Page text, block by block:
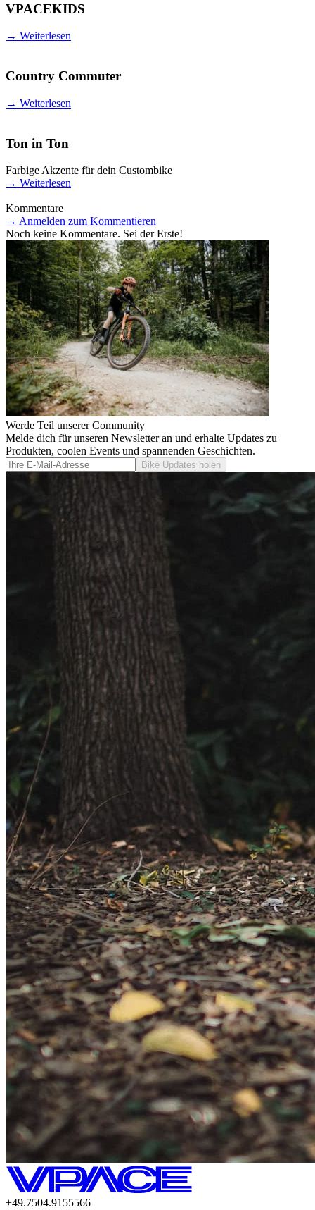
VPACEKIDS
→ Weiterlesen
Country Commuter
→ Weiterlesen
Ton in Ton
Farbige Akzente für dein Custombike
→ Weiterlesen
Kommentare
→ Anmelden zum Kommentieren
Noch keine Kommentare. Sei der Erste!
Werde Teil unserer Community
Melde dich für unseren Newsletter an und erhalte Updates zu
Produkten, coolen Events und spannenden Geschichten.
Bike Updates holen
+49.7504.9155566